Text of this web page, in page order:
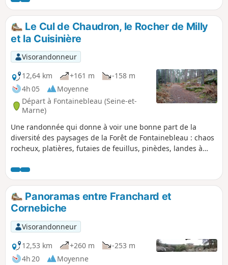
Le Cul de Chaudron, le Rocher de Milly
et la Cuisinière
Visorandonneur
12,64 km
+161 m
-158 m
4h 05
Moyenne
Départ à Fontainebleau (Seine-et-
Marne)
Une randonnée qui donne à voir une bonne part de la
diversité des paysages de la Forêt de Fontainebleau : chaos
rocheux, platières, futaies de feuillus, pinèdes, landes à
Panoramas entre Franchard et
Cornebiche
Visorandonneur
12,53 km
+260 m
-253 m
4h 20
Moyenne